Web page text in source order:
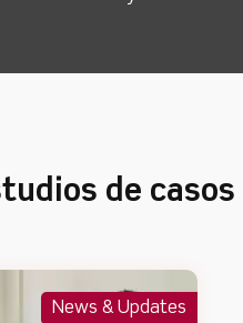
de casos
News & Updates